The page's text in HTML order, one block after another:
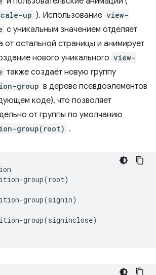
up ). Использование view-
с уникальным значением отделяет
от остальной страницы и анимирует
нового уникального view-
также создаёт новую группу
group в дереве псевдоэлементов
коде), что позволяет
от группы по умолчанию
group(root) .
group(root)
group(signin)
group(signinclose)